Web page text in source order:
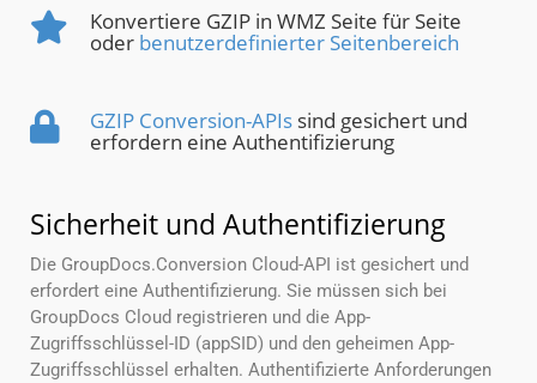
Konvertiere GZIP in WMZ Seite für Seite
oder benutzerdefinierter Seitenbereich
GZIP Conversion-APIs sind gesichert und
erfordern eine Authentifizierung
Sicherheit und Authentifizierung
Die GroupDocs.Conversion Cloud-API ist gesichert und
erfordert eine Authentifizierung. Sie müssen sich bei
GroupDocs Cloud registrieren und die App-
Zugriffsschlüssel-ID (appSID) und den geheimen App-
Zugriffsschlüssel erhalten. Authentifizierte Anforderungen